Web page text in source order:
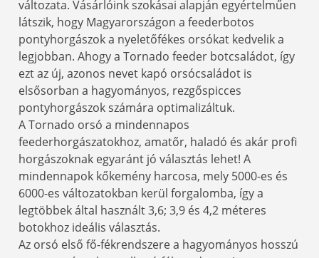
változata. Vásárlóink szokásai alapján egyértelműen
látszik, hogy Magyarországon a feederbotos
pontyhorgászok a nyeletőfékes orsókat kedvelik a
legjobban. Ahogy a Tornado feeder botcsaládot, így
ezt az új, azonos nevet kapó orsócsaládot is
elsősorban a hagyományos, rezgőspicces
pontyhorgászok számára optimalizáltuk.
A Tornado orsó a mindennapos
feederhorgászatokhoz, amatőr, haladó és akár profi
horgászoknak egyaránt jó választás lehet! A
mindennapok kőkemény harcosa, mely 5000-es és
6000-es változatokban kerül forgalomba, így a
legtöbbek által használt 3,6; 3,9 és 4,2 méteres
botokhoz ideális választás.
Az orsó első fő-fékrendszere a hagyományos hosszú